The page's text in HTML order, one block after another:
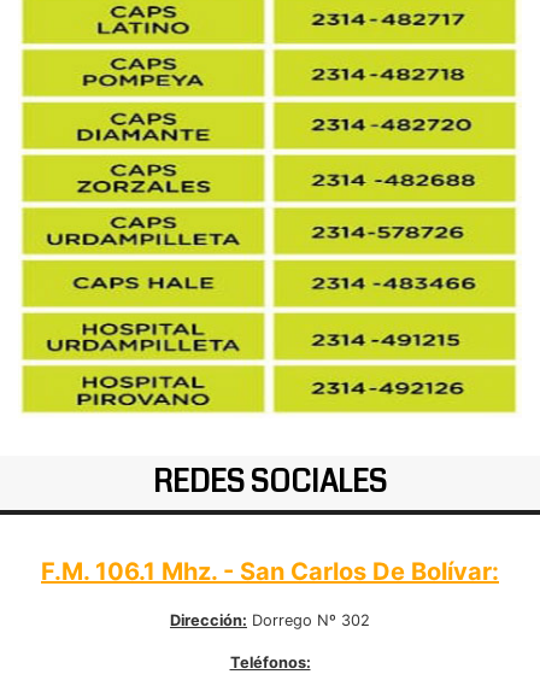
REDES SOCIALES
F.M. 106.1 Mhz. - San Carlos De Bolívar:
Dirección: Dorrego Nº 302
Teléfonos: